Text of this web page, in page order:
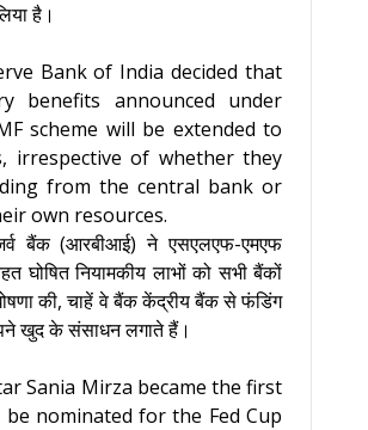
है।
Bank of India decided that
benefits announced under
scheme will be extended to
irrespective of whether they
from the central bank or
own resources.
बैंक (आरबीआई) ने एसएलएफ-एमएफ
घोषित नियामकीय लाभों को सभी बैंकों
की, चाहें वे बैंक केंद्रीय बैंक से फंडिंग
खुद के संसाधन लगाते हैं।
Sania Mirza became the first
nominated for the Fed Cup